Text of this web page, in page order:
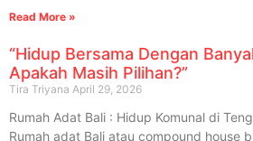
Read More »
“Hidup Bersama Dengan
Apakah Masih Pilihan?”
Tira Triyana April 29, 2026
Rumah Adat Bali : Hidup Komunal di
Rumah adat Bali atau compound house